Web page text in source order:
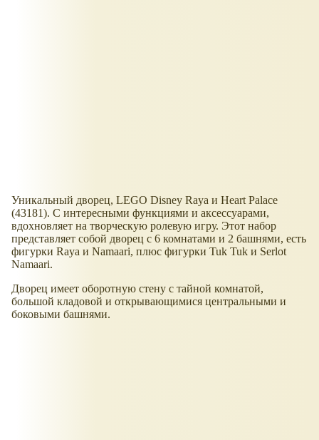
Уникальный дворец, LEGO Disney Raya и Heart Palace
(43181). С интересными функциями и аксессуарами,
вдохновляет на творческую ролевую игру. Этот набор
представляет собой дворец с 6 комнатами и 2 башнями, есть
фигурки Raya и Namaari, плюс фигурки Tuk Tuk и Serlot
Namaari.
Дворец имеет оборотную стену с тайной комнатой,
большой кладовой и открывающимися центральными и
боковыми башнями.